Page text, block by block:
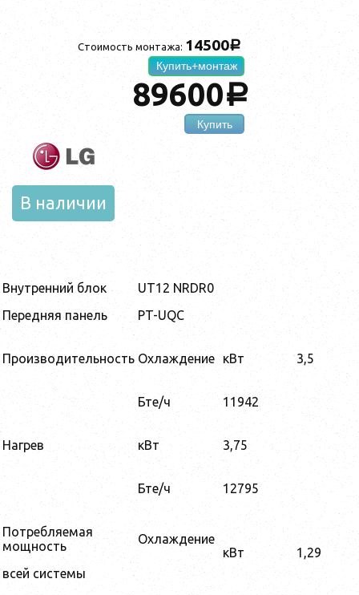
Стоимость монтажа: 14500a
Купить+монтаж
89600a
Купить
В наличии
Внутренний блок
Передняя панель
UT12 NRDR0
PT-UQC
Производительность Охлаждение кВт 3,5
Бте/ч 11942
Нагрев кВт 3,75
Бте/ч 12795
Потребляемая
мощность
всей системы
Охлаждение
кВт
1,29